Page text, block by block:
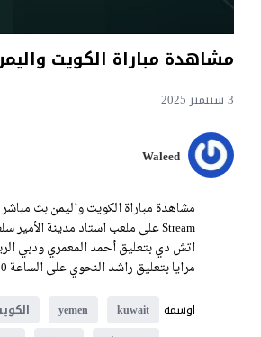
مشاهدة مباراة الكويت واليمن بث مباشر اليوم 3-9-2025
3 سبتمبر 2025
Waleed
مرايا بتعليق راشد النحوي على الساعة 13:30 بتوقيت غرينيتش، حصرياً على موقع يلا شوت فيديو.
اوسمة
kuwait
yemen